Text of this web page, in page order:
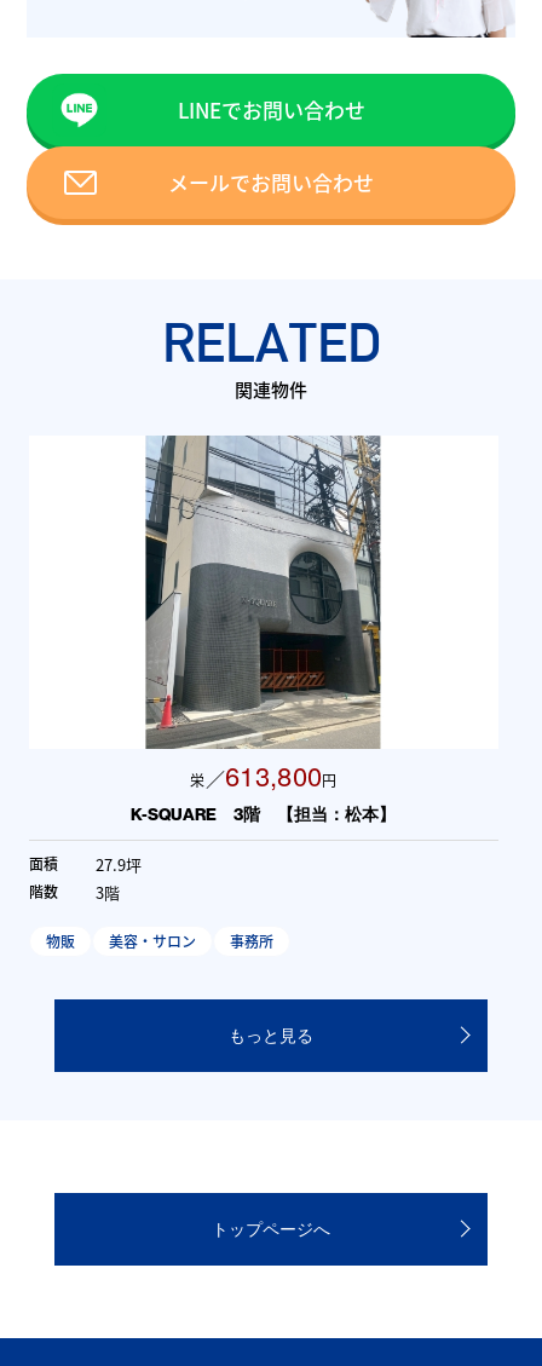
LINEでお問い合わせ
メールでお問い合わせ
RELATED
関連物件
3階 【担当：松本】
事務所
もっと見る
トップページへ